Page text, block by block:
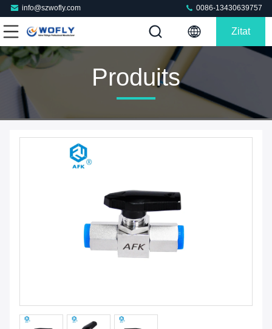
info@szwofly.com 0086-13430639757
Zitat
Produits